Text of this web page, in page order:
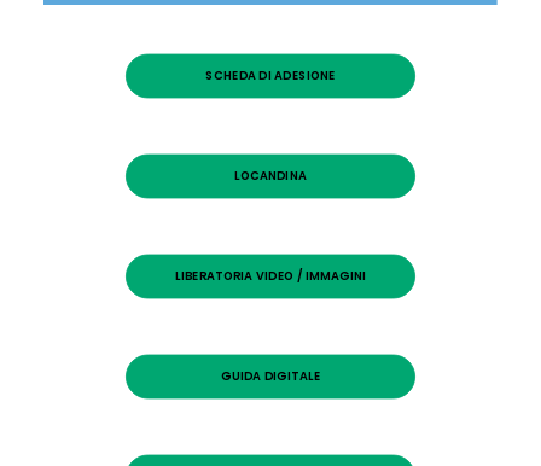
SCHEDA DI ADESIONE
LOCANDINA
LIBERATORIA VIDEO / IMMAGINI
GUIDA DIGITALE